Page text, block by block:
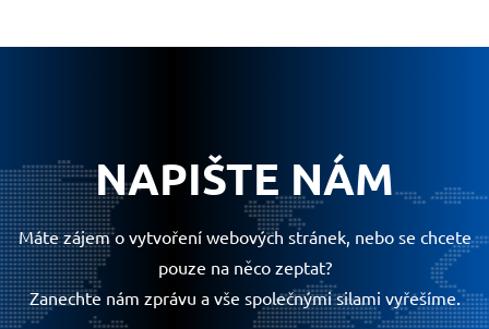
NAPIŠTE NÁM
Máte zájem o vytvoření webových stránek, nebo se chcete
pouze na něco zeptat?
Zanechte nám zprávu a vše společnými silami vyřešíme.